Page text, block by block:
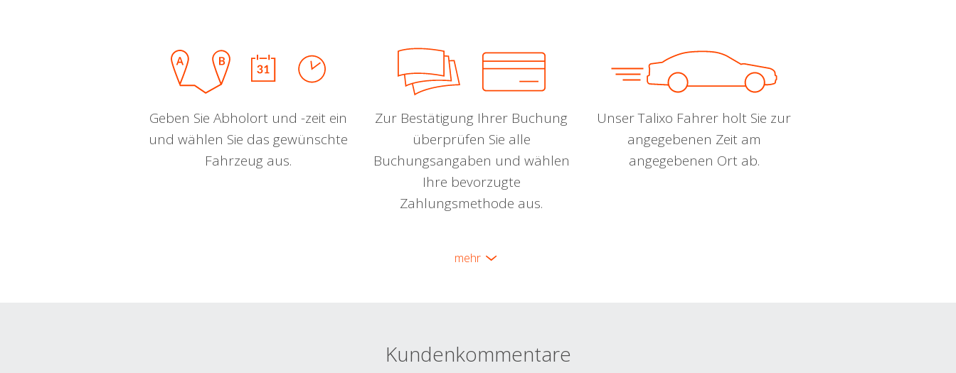
Geben Sie Abholort und -zeit ein
und wählen Sie das gewünschte
Fahrzeug aus.
Zur Bestätigung Ihrer Buchung
überprüfen Sie alle
Buchungsangaben und wählen
Ihre bevorzugte
Zahlungsmethode aus.
Unser Talixo Fahrer holt Sie zur
angegebenen Zeit am
angegebenen Ort ab.
mehr
Kundenkommentare